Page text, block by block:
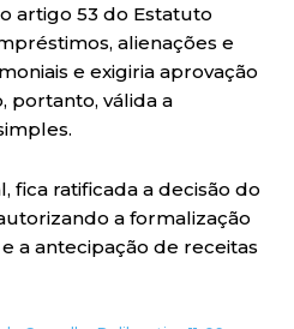
artigo 53 do Estatuto
alienações e
e exigiria aprovação
portanto, válida a
fica ratificada a decisão do
a formalização
a antecipação de receitas